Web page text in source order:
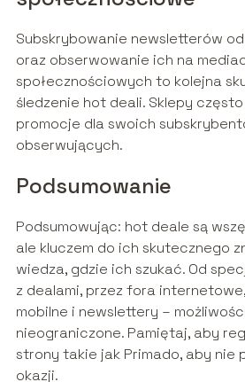
Subskrybowanie newsletterów
oraz obserwowanie ich na
społecznościowych to kolejna
śledzenie hot deali. Sklepy
promocje dla swoich
obserwujących.
Podsumowanie
Podsumowując: hot deale są
ale kluczem do ich skutecznego
wiedza, gdzie ich szukać. Od
z dealami, przez fora
mobilne i newslettery –
nieograniczone. Pamiętaj, aby
strony takie jak Primado, aby nie
okazji.